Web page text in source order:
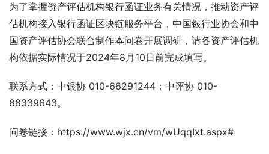
为了掌握资产评估机构银行函证业务有关情况，推动资产评
估机构接入银行函证区块链服务平台，中国银行业协会和中
国资产评估协会联合制作本问卷开展调研，请各资产评估机
构依据实际情况于2024年8月10日前完成填写。
联系方式：中银协 010-66291244；中评协 010-
88339643。
问卷链接：https://www.wjx.cn/vm/wUqqIxt.aspx#